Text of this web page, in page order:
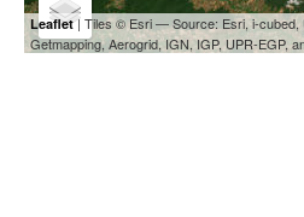
Leaflet| Tiles © Esri — Source: Esri, i-cubed,
Getmapping, Aerogrid, IGN, IGP, UPR-EGP,